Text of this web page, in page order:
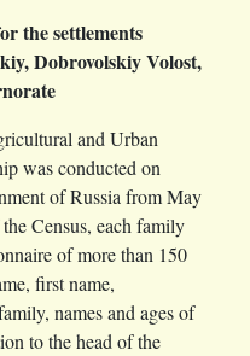
the settlements
Dobrovolskiy Volost,
and Urban
was conducted on
of Russia from May
Census, each family
of more than 150
first name,
names and ages of
to the head of the